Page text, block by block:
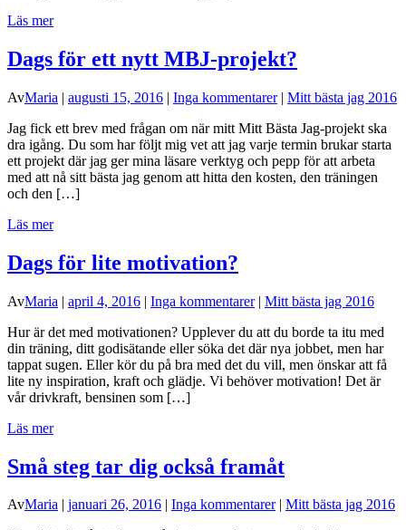
Läs mer
Dags för ett nytt MBJ-projekt?
AvMaria | augusti 15, 2016 | Inga kommentarer| Mitt bästa jag 2016
Jag fick ett brev med frågan om när mitt Mitt Bästa Jag-projekt ska
dra igång. Du som har följt mig vet att jag varje termin brukar starta
ett projekt där jag ger mina läsare verktyg och pepp för att arbeta
med att nå sitt bästa jag genom att hitta den kosten, den träningen
och den […]
Läs mer
Dags för lite motivation?
AvMaria | april 4, 2016 | Inga kommentarer| Mitt bästa jag 2016
Hur är det med motivationen? Upplever du att du borde ta itu med
din träning, ditt godisätande eller söka det där nya jobbet, men har
tappat sugen. Eller kör du på bra med det du vill, men önskar att få
lite ny inspiration, kraft och glädje. Vi behöver motivation! Det är
vår drivkraft, bensinen som […]
Läs mer
Små steg tar dig också framåt
AvMaria | januari 26, 2016 | Inga kommentarer| Mitt bästa jag 2016